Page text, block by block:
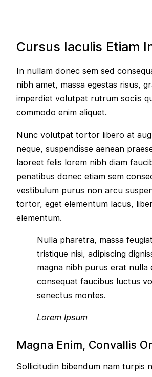
Cursus Iaculis Etiam
In nullam donec sem sed
nibh amet, massa egestas risus,
imperdiet volutpat rutrum sociis
commodo enim aliquet.
Nunc volutpat tortor libero at
neque, suspendisse aenean
laoreet felis lorem nibh diam
penatibus donec etiam sem
vestibulum purus non arcu
tortor, eget elementum lacus,
elementum.
Nulla pharetra, massa
tristique nisi, adipiscing
magna nibh purus erat nulla
consequat faucibus luctus
senectus montes.
Lorem Ipsum
Magna Enim, Convallis
Sollicitudin bibendum nam turpis